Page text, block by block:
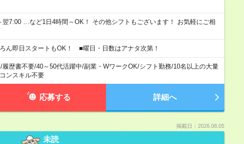
翌7:00 …など1日4時間～OK！ その他シフトもございます！ お気軽にご相
ん即日スタートもOK！ ■曜日・日数はアナタ次第！
/履歴書不要/40～50代活躍中/副業・WワークOK/シフト勤務/10名以上の大量
ンスキル不要
応募する 詳細へ
掲載日：2026.08.05
未読